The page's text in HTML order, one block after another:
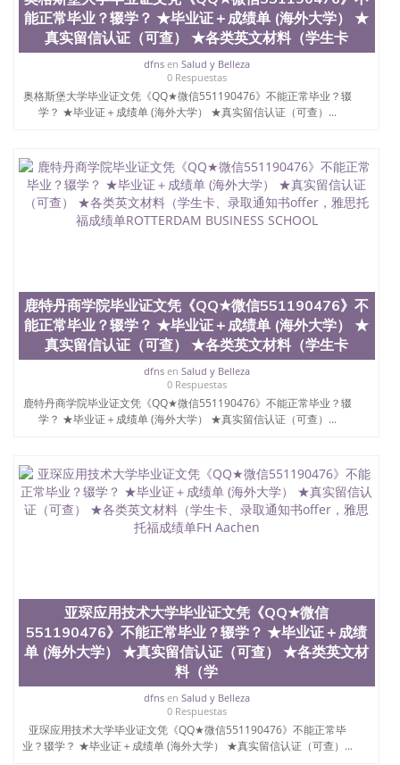
能正常毕业？辍学？ ★毕业证＋成绩单 (海外大学） ★
真实留信认证（可查） ★各类英文材料（学生卡
dfnsen Salud y Belleza
0 Respuestas
奥格斯堡大学毕业证文凭《QQ★微信551190476》不能正常毕业？辍
学？ ★毕业证＋成绩单 (海外大学） ★真实留信认证（可查）...
鹿特丹商学院毕业证文凭《QQ★微信551190476》不
能正常毕业？辍学？ ★毕业证＋成绩单 (海外大学） ★
真实留信认证（可查） ★各类英文材料（学生卡
dfnsen Salud y Belleza
0 Respuestas
鹿特丹商学院毕业证文凭《QQ★微信551190476》不能正常毕业？辍
学？ ★毕业证＋成绩单 (海外大学） ★真实留信认证（可查）...
亚琛应用技术大学毕业证文凭《QQ★微信
551190476》不能正常毕业？辍学？ ★毕业证＋成绩
单 (海外大学） ★真实留信认证（可查） ★各类英文材
料（学
dfnsen Salud y Belleza
0 Respuestas
亚琛应用技术大学毕业证文凭《QQ★微信551190476》不能正常毕
业？辍学？ ★毕业证＋成绩单 (海外大学） ★真实留信认证（可查）...